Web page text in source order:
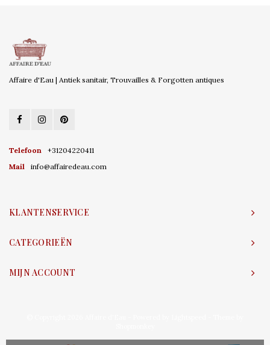
Affaire d'Eau | Antiek sanitair, Trouvailles & Forgotten antiques
Telefoon
+31204220411
Mail
info@affairedeau.com
KLANTENSERVICE
CATEGORIEËN
MIJN ACCOUNT